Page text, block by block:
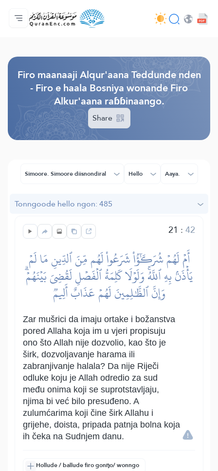
Jaɓɓorgo
Loowdi firooji ɗi
Audio
Golleeji topayɓe ( heyɗintinooɓe) ɓen - API
Fii eɓɓoore nde
Humpo'ndir e amen
Ɗemngal
Firo maanaaji Alqur'aana Teddunde nden
- Firo e haala Bosniya wonande Firo
Alkur'aana raɓɓinaango.
Share
Simoore. Simoore diisnondiral Hello Aaya.
Tonngoode hello ngon: 485
21 :42
أَمۡ لَهُمۡ شُرَكَٰٓؤُاْ شَرَعُواْ لَهُم مِّنَ ٱلدِّينِ مَا لَمۡ
يَأۡذَنۢ بِهِ ٱللَّهُۚ وَلَوۡلَا كَلِمَةُ ٱلۡفَصۡلِ لَقُضِيَ بَيۡنَهُمۡۗ
وَإِنَّ ٱلظَّٰلِمِينَ لَهُمۡ عَذَابٌ أَلِيمٞ
Zar mušrici da imaju ortake i božanstva
pored Allaha koja im u vjeri propisuju
ono što Allah nije dozvolio, kao što je
širk, dozvoljavanje harama ili
zabranjivanje halala? Da nije Riječi
odluke koju je Allah odredio za sud
među onima koji se suprotstavljaju,
njima bi već bilo presuđeno. A
zulumćarima koji čine širk Allahu i
grijehe, doista, pripada patnja bolna koja
ih čeka na Sudnjem danu.
Hollude / ballude firo gonŋo/ wonngo